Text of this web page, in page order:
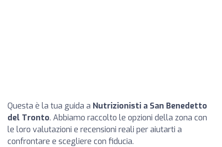
Questa è la tua guida a Nutrizionisti a San Benedetto
del Tronto. Abbiamo raccolto le opzioni della zona con
le loro valutazioni e recensioni reali per aiutarti a
confrontare e scegliere con fiducia.